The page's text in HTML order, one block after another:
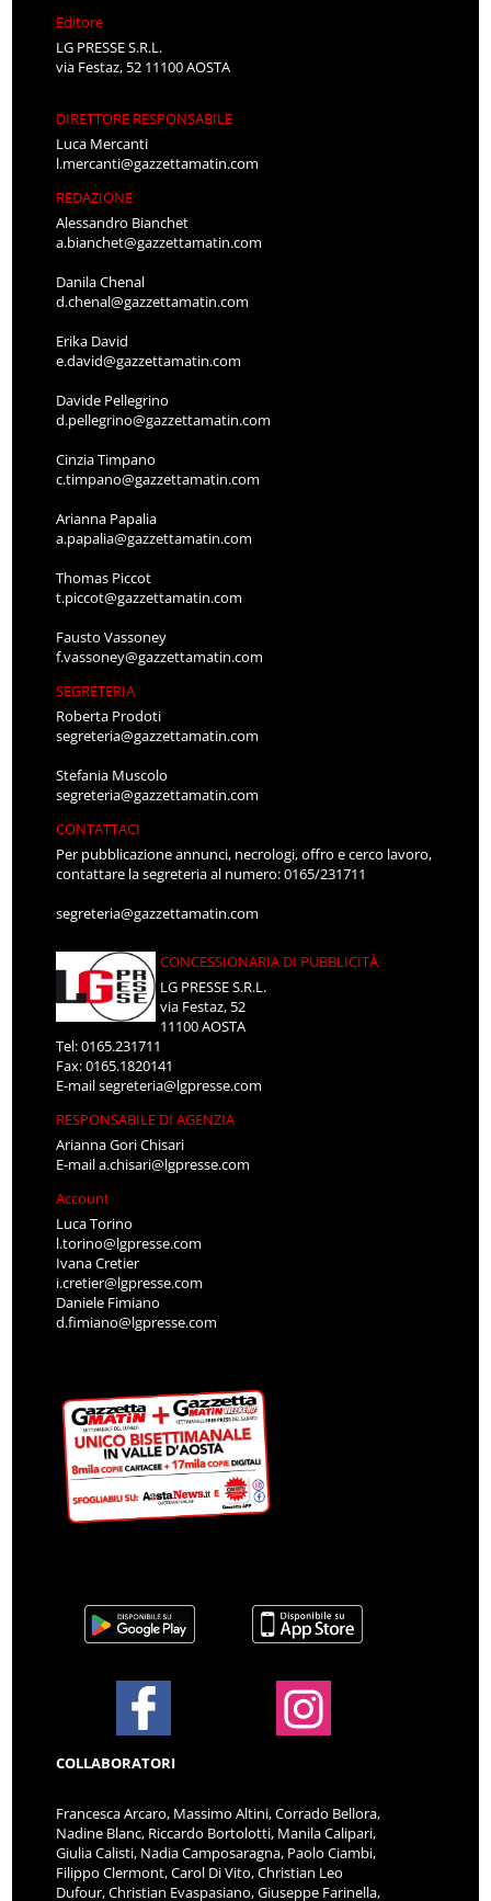
Editore
LG PRESSE S.R.L.
via Festaz, 52 11100 AOSTA
DIRETTORE RESPONSABILE
Luca Mercanti
l.mercanti@gazzettamatin.com
REDAZIONE
Alessandro Bianchet
a.bianchet@gazzettamatin.com
Danila Chenal
d.chenal@gazzettamatin.com
Erika David
e.david@gazzettamatin.com
Davide Pellegrino
d.pellegrino@gazzettamatin.com
Cinzia Timpano
c.timpano@gazzettamatin.com
Arianna Papalia
a.papalia@gazzettamatin.com
Thomas Piccot
t.piccot@gazzettamatin.com
Fausto Vassoney
f.vassoney@gazzettamatin.com
SEGRETERIA
Roberta Prodoti
segreteria@gazzettamatin.com
Stefania Muscolo
segreteria@gazzettamatin.com
CONTATTACI
Per pubblicazione annunci, necrologi, offro e cerco lavoro,
contattare la segreteria al numero: 0165/231711
segreteria@gazzettamatin.com
CONCESSIONARIA DI PUBBLICITÀ
LG PRESSE S.R.L.
via Festaz, 52
11100 AOSTA
Tel: 0165.231711
Fax: 0165.1820141
E-mailsegreteria@lgpresse.com
RESPONSABILE DI AGENZIA
Arianna Gori Chisari
E-maila.chisari@lgpresse.com
Account
Luca Torino
l.torino@lgpresse.com
Ivana Cretier
i.cretier@lgpresse.com
Daniele Fimiano
d.fimiano@lgpresse.com
COLLABORATORI
Francesca Arcaro, Massimo Altini, Corrado Bellora,
Nadine Blanc, Riccardo Bortolotti, Manila Calipari,
Giulia Calisti, Nadia Camposaragna, Paolo Ciambi,
Filippo Clermont, Carol Di Vito, Christian Leo
Dufour, Christian Evaspasiano, Giuseppe Farinella,